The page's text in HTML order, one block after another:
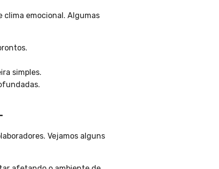
clima emocional. Algumas
simples.
Vejamos alguns